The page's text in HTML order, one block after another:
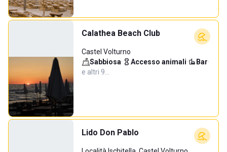
Calathea Beach Club
Castel Volturno
Sabbiosa· Accesso animali· Bar·
e altri 9…
Lido Don Pablo